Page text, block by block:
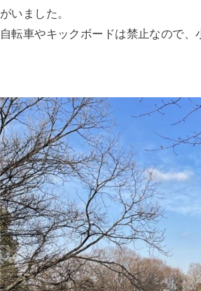
がいました。
自転車やキックボードは禁止なので、